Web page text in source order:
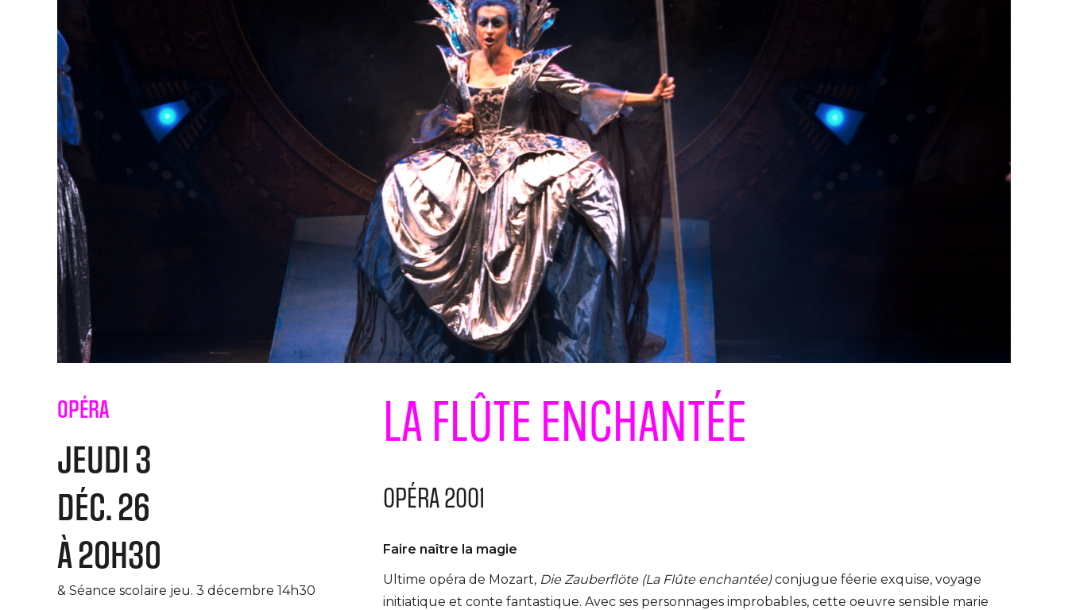
OPÉRA
JEUDI 3
DÉC. 26
À 20H30
& Séance scolaire jeu. 3 décembre 14h30
LA FLÛTE ENCHANTÉE
OPÉRA 2001
Faire naître la magie
Ultime opéra de Mozart, Die Zauberflöte (La Flûte enchantée)conjugue féerie exquise, voyage
initiatique et conte fantastique. Avec ses personnages improbables, cette oeuvre sensible marie